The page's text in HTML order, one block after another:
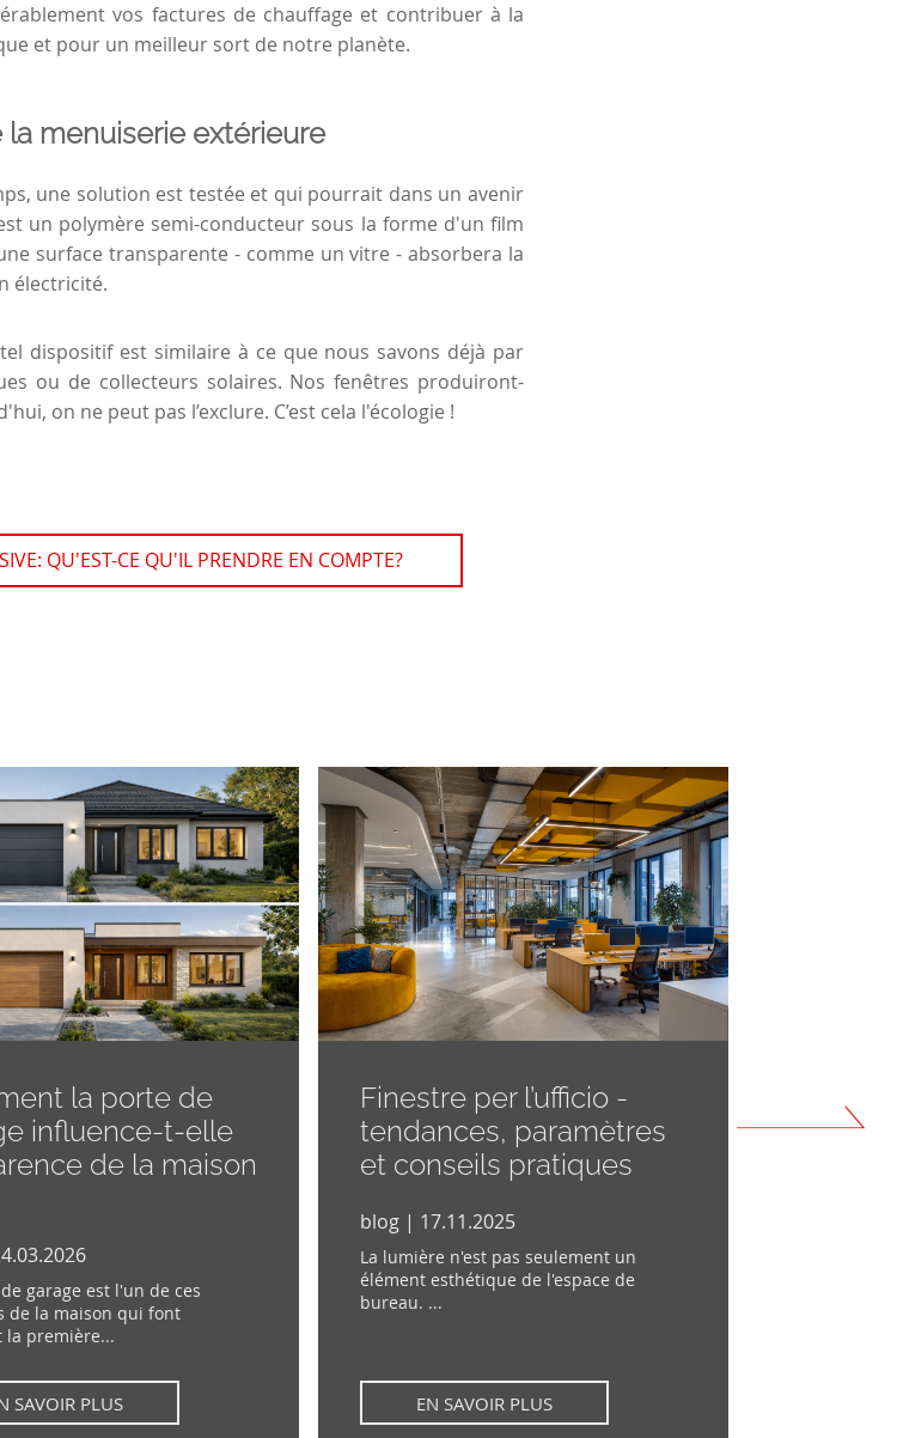
vos factures de chauffage et contribuer à la
et pour un meilleur sort de notre planète.
la menuiserie extérieure
une solution est testée et qui pourrait dans un avenir
un polymère semi-conducteur sous la forme d'un film
surface transparente - comme un vitre - absorbera la
électricité.
dispositif est similaire à ce que nous savons déjà par
ou de collecteurs solaires. Nos fenêtres produiront-
on ne peut pas l’exclure. C’est cela l'écologie !
QU'EST-CE QU'IL PRENDRE EN COMPTE?
la porte de
influence-t-elle
de la maison
garage est l'un de ces
de la maison qui font
la première...
SAVOIR PLUS
Finestre per l’ufficio -
tendances, paramètres
et conseils pratiques
blog | 17.11.2025
La lumière n'est pas seulement un
élément esthétique de l'espace de
bureau. ...
EN SAVOIR PLUS
Quels
choisir